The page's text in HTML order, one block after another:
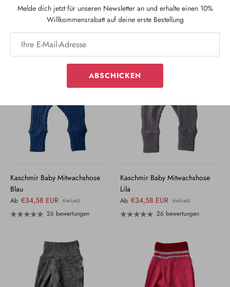
Braun
€34,58 EUR €49,42
26 bewertungen
Lila
Ab €34,58 EUR €49,42
26 bewertungen
Kaschmir Baby Mitwachshose
Blau
Ab €34,58 EUR €49,42
26 bewertungen
Kaschmir Baby Mitwachshose
Lila
Ab €34,58 EUR €49,42
26 bewertungen
Melde dich jetzt für unseren Newsletter an und erhalte einen 10%
Willkommensrabatt auf deine erste Bestellung
ABSCHICKEN